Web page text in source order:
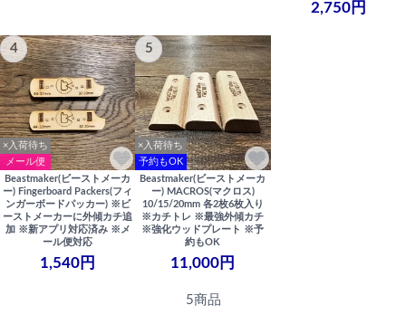
2,750円
4
×入荷待ち
メール便
Beastmaker(ビーストメーカ
ー) Fingerboard Packers(フィ
ンガーボードパッカー) ※ビ
ーストメーカーに外傾カチ追
加 ※新アプリ対応済み ※メ
ール便対応
1,540円
5
×入荷待ち
予約もOK
Beastmaker(ビーストメーカ
ー) MACROS(マクロス)
10/15/20mm 各2枚6枚入り
※カチトレ ※最強外傾カチ
※強化ウッドプレート ※予
約もOK
11,000円
5商品